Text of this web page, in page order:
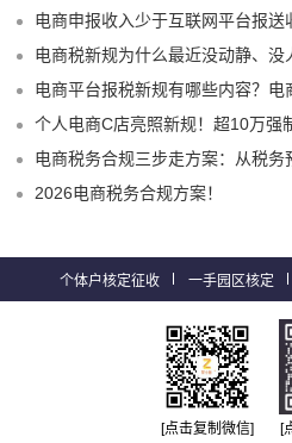
电商申报收入少于互联网平台报送收入怎么调整
电商税新规为什么最近没动静、没人
电商平台报税新规有哪些内容？电商企业
个人电商C店亮照新规！超10万强
电商税务合规三步走方案：从税务
2026电商税务合规方案！
个体户核定征收 一手园区核定
[点击复制微信] [